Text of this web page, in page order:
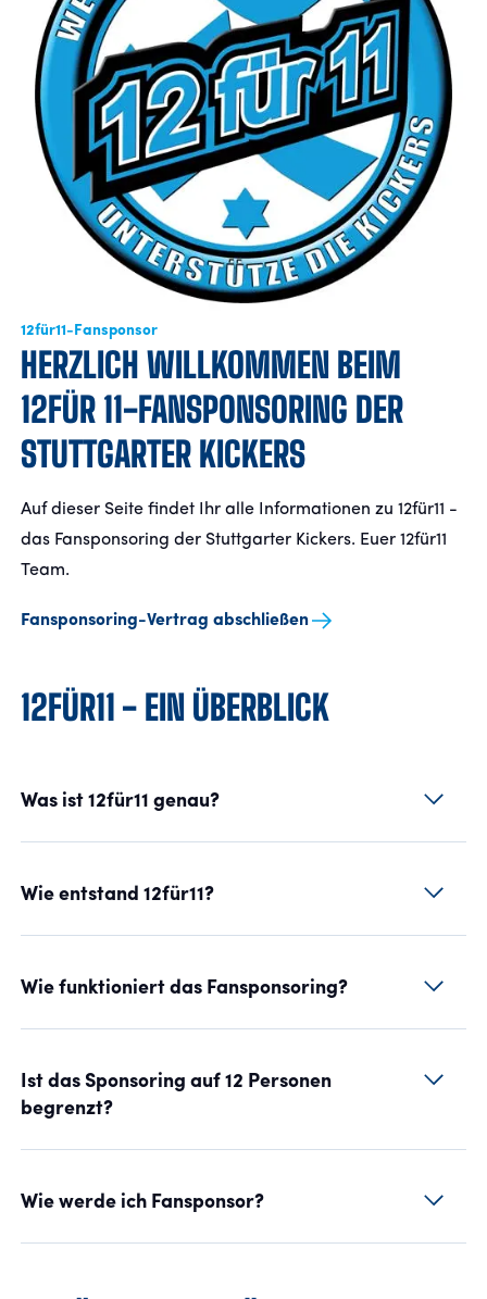
FANSHOP
TICKETS
KONTAKT
Präsentiert von
12für11-Fansponsor
HERZLICH WILLKOMMEN BEIM
12FÜR 11-FANSPONSORING DER
STUTTGARTER KICKERS
Auf dieser Seite findet Ihr alle Informationen zu 12für11 -
das Fansponsoring der Stuttgarter Kickers. Euer 12für11
Team.
Fansponsoring-Vertrag abschließen
12FÜR11 - EIN ÜBERBLICK
Was ist 12für11 genau?
Wie entstand 12für11?
Wie funktioniert das Fansponsoring?
Ist das Sponsoring auf 12 Personen
begrenzt?
Wie werde ich Fansponsor?